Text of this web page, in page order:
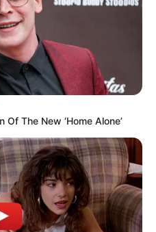
AGUA
Normalidad operativa
marca el servicio de
acueducto y alcantarillado
IBAL
Ibal mantiene operación
regular durante jornada
del 30 de diciembre
The New ‘Home Alone’